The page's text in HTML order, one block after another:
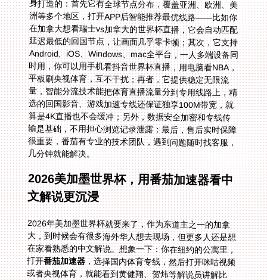
几分钟就能解决。
2026美加墨世界杯，用番茄加速器看中
文解说更沉浸
2026年美加墨世界杯就要来了，作为东道主之一的加拿
大，到时候会有很多海外华人想去现场，但更多人还是想
在家看熟悉的中文解说。想象一下：你在纽约的公寓里，
打开番茄加速器，选择国内体育专线，然后打开咪咕视频
或者央视体育，就能看到黄健翔、贺炜等解说员讲解比
赛，画面流畅清晰，就像在国内客厅一样。不管你在加拿